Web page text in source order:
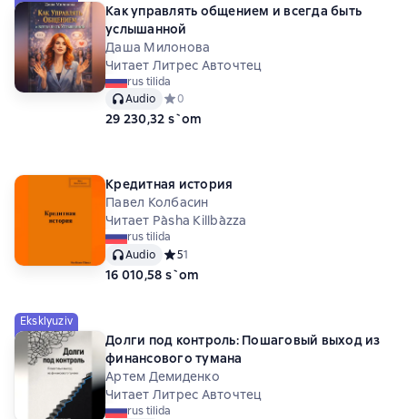
Как управлять общением и всегда быть
услышанной
Даша Милонова
Читает Литрес Авточтец
rus tilida
Audio
Средний рейтинг 0 на основе 0 оценок
0
29 230,32 s`om
Кредитная история
Павел Колбасин
Читает Pа̀sha Killbа̀zza
rus tilida
Audio
Средний рейтинг 5 на основе 1 оценок
51
16 010,58 s`om
Eksklyuziv
Долги под контроль: Пошаговый выход из
финансового тумана
Артем Демиденко
Читает Литрес Авточтец
rus tilida